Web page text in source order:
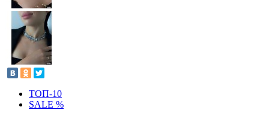
ТОП-10
SALE %